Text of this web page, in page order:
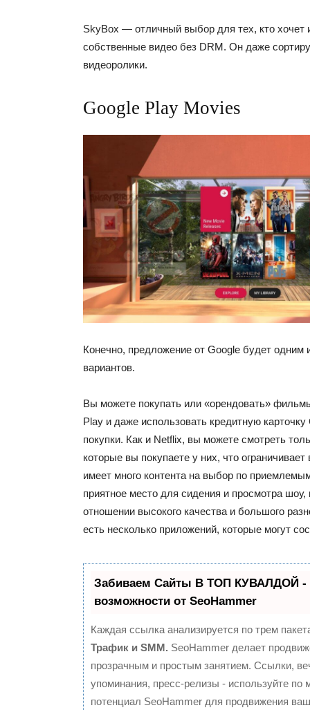
SkyBox — отличный выбор для тех, кто хочет
собственные видео без DRM. Он даже
видеоролики.
Google Play Movies
Конечно, предложение от Google будет
вариантов.
Вы можете покупать или «орендовать»
Play и даже использовать кредитную
покупки. Как и Netflix, вы можете смотреть
которые вы покупаете у них, что
имеет много контента на выбор по
приятное место для сидения и просмотра
отношении высокого качества и большого
есть несколько приложений, которые могут
Забиваем Сайты В ТОП КУВАЛДОЙ -
возможности от SeoHammer
Каждая ссылка анализируется по трем
Трафик и SMM. SeoHammer делает
прозрачным и простым занятием. Ссылки,
упоминания, пресс-релизы - используйте по
потенциал SeoHammer для продвижения